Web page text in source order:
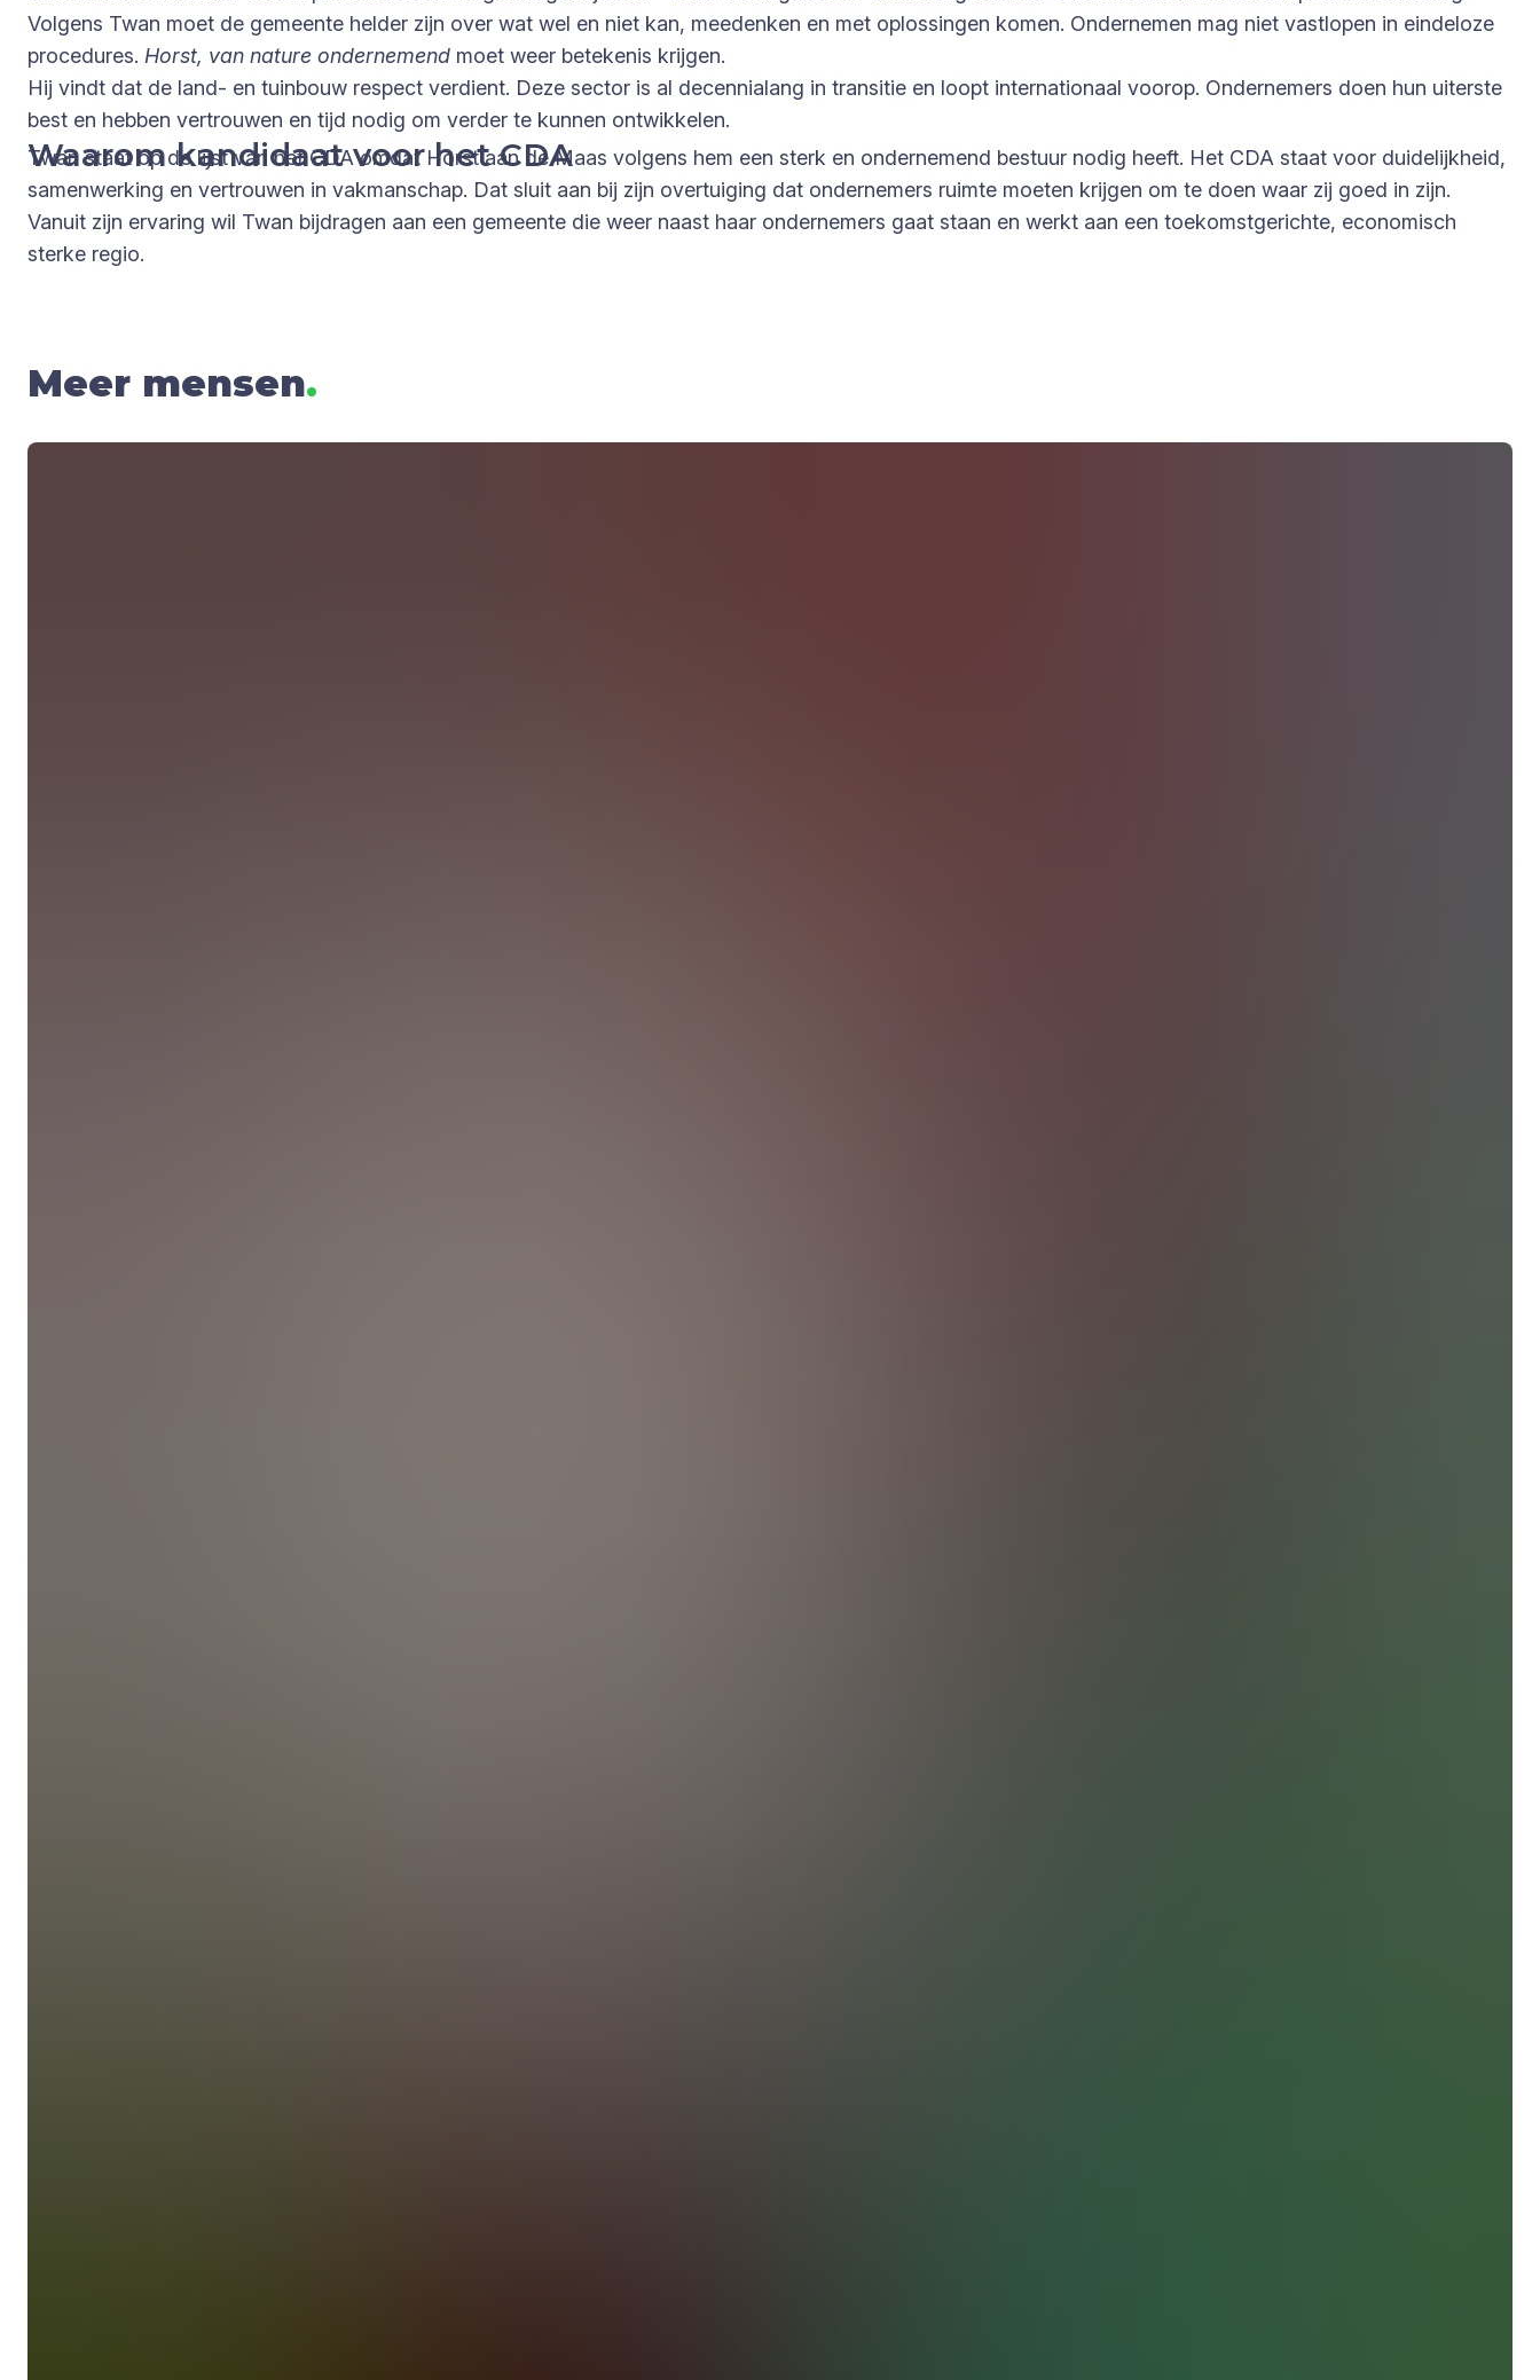
Volgens Twan moet de gemeente helder zijn over wat wel en niet kan, meedenken en met oplossingen komen. Ondernemen mag niet vastlopen in eindeloze
procedures. Horst, van nature ondernemend moet weer betekenis krijgen.
Hij vindt dat de land- en tuinbouw respect verdient. Deze sector is al decennialang in transitie en loopt internationaal voorop. Ondernemers doen hun uiterste
best en hebben vertrouwen en tijd nodig om verder te kunnen ontwikkelen.
Waarom kandidaat voor het CDA
Twan staat op de lijst van het CDA omdat Horst aan de Maas volgens hem een sterk en ondernemend bestuur nodig heeft. Het CDA staat voor duidelijkheid,
samenwerking en vertrouwen in vakmanschap. Dat sluit aan bij zijn overtuiging dat ondernemers ruimte moeten krijgen om te doen waar zij goed in zijn.
Vanuit zijn ervaring wil Twan bijdragen aan een gemeente die weer naast haar ondernemers gaat staan en werkt aan een toekomstgerichte, economisch
sterke regio.
Meer mensen.